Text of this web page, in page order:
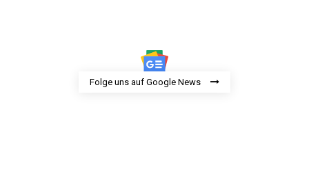
Folge uns auf Google News